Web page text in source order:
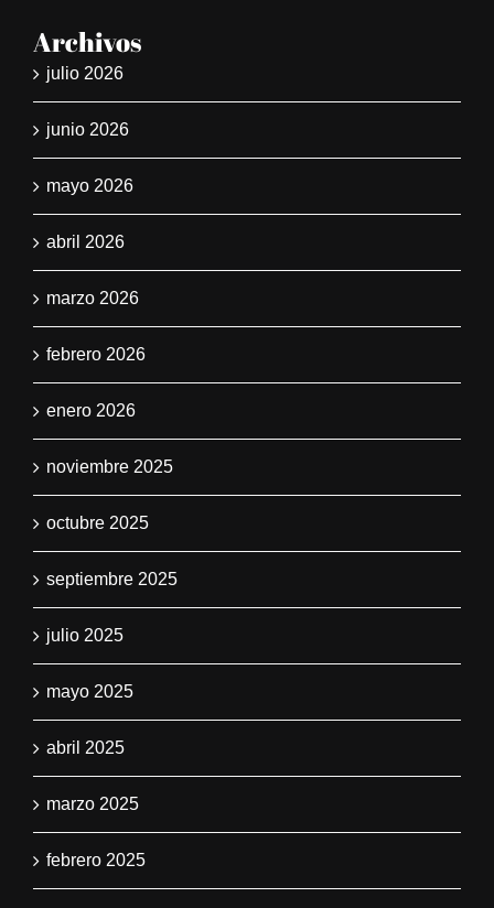
Archivos
julio 2026
junio 2026
mayo 2026
abril 2026
marzo 2026
febrero 2026
enero 2026
noviembre 2025
octubre 2025
septiembre 2025
julio 2025
mayo 2025
abril 2025
marzo 2025
febrero 2025